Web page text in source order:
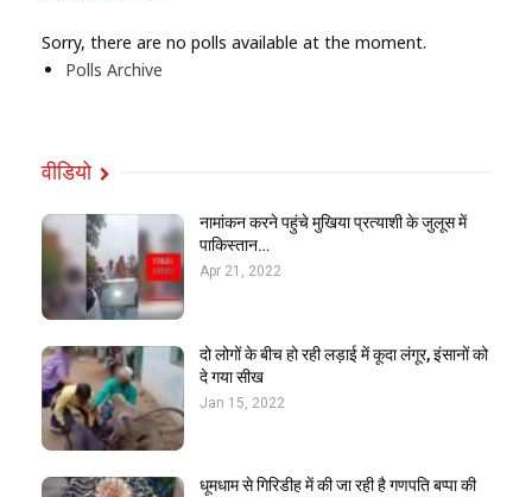
Sorry, there are no polls available at the moment.
Polls Archive
वीडियो
नामांकन करने पहुंचे मुखिया प्रत्याशी के जुलूस में
पाकिस्तान…
Apr 21, 2022
दो लोगों के बीच हो रही लड़ाई में कूदा लंगूर, इंसानों को
दे गया सीख
Jan 15, 2022
धूमधाम से गिरिडीह में की जा रही है गणपति बप्पा की